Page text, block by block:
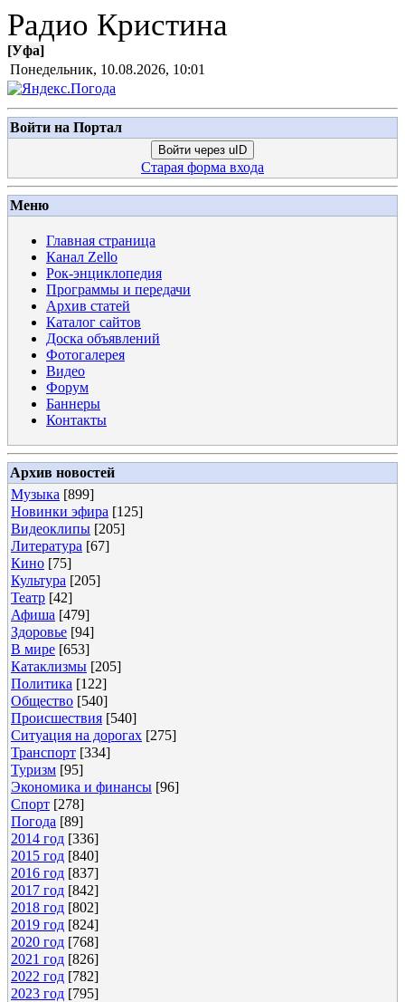
Радио Кристина
[Уфа]
Понедельник, 10.08.2026, 10:01
Войти на Портал
Войти через uID
Старая форма входа
Меню
Главная страница
Канал Zello
Рок-энциклопедия
Программы и передачи
Архив статей
Каталог сайтов
Доска объявлений
Фотогалерея
Видео
Форум
Баннеры
Контакты
Архив новостей
Музыка [899]
Новинки эфира [125]
Видеоклипы [205]
Литература [67]
Кино [75]
Культура [205]
Театр [42]
Афиша [479]
Здоровье [94]
В мире [653]
Катаклизмы [205]
Политика [122]
Общество [540]
Происшествия [540]
Ситуация на дорогах [275]
Транспорт [334]
Туризм [95]
Экономика и финансы [96]
Спорт [278]
Погода [89]
2014 год [336]
2015 год [840]
2016 год [837]
2017 год [842]
2018 год [802]
2019 год [824]
2020 год [768]
2021 год [826]
2022 год [782]
2023 год [795]